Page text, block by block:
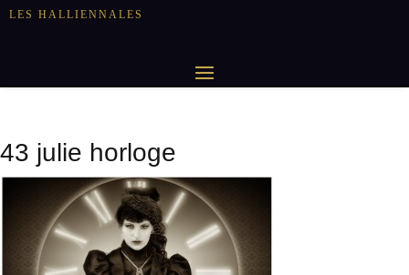
LES HALLIENNALES
43 julie horloge